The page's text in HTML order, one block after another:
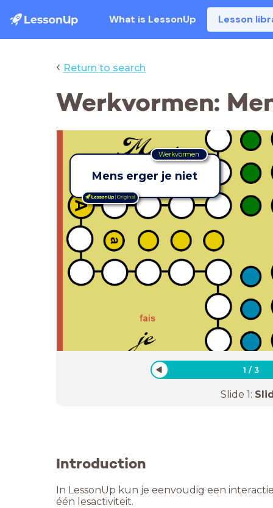
What is LessonUp Lesson
‹ Return to search
Werkvormen:
Mens erger je niet
Werkvormen
1 /3
Slide 1:
Introduction
In LessonUp kun je eenvoudig een
één lesactiviteit.